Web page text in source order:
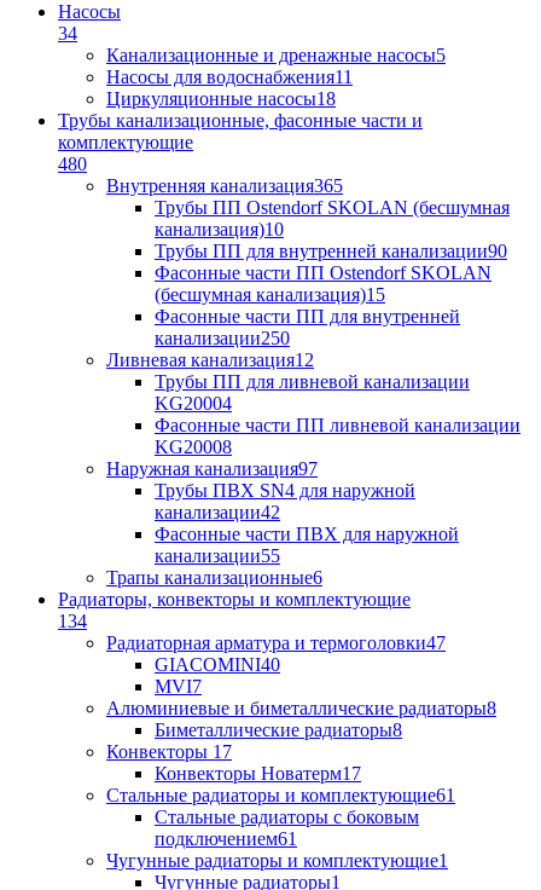
Насосы
34
Канализационные и дренажные насосы5
Насосы для водоснабжения11
Циркуляционные насосы18
Трубы канализационные, фасонные части и
комплектующие
480
Внутренняя канализация365
Трубы ПП Ostendorf SKOLAN (бесшумная
канализация)10
Трубы ПП для внутренней канализации90
Фасонные части ПП Ostendorf SKOLAN
(бесшумная канализация)15
Фасонные части ПП для внутренней
канализации250
Ливневая канализация12
Трубы ПП для ливневой канализации
KG20004
Фасонные части ПП ливневой канализации
KG20008
Наружная канализация97
Трубы ПВХ SN4 для наружной
канализации42
Фасонные части ПВХ для наружной
канализации55
Трапы канализационные6
Радиаторы, конвекторы и комплектующие
134
Радиаторная арматура и термоголовки47
GIACOMINI40
MVI7
Алюминиевые и биметаллические радиаторы8
Биметаллические радиаторы8
Конвекторы 17
Конвекторы Новатерм17
Стальные радиаторы и комплектующие61
Стальные радиаторы с боковым
подключением61
Чугунные радиаторы и комплектующие1
Чугунные радиаторы1